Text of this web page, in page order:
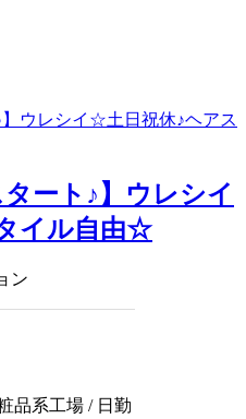
タート♪】ウレシイ
イル自由☆
ン
品系工場 / 日勤